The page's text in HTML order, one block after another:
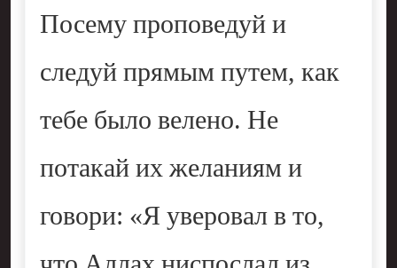
Посему проповедуй и
следуй прямым путем, как
тебе было велено. Не
потакай их желаниям и
говори: «Я уверовал в то,